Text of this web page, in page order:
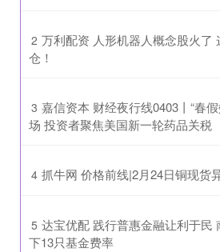
2 万利配资 人形机器人概念股火了
仓！
3 嘉信资本 财经夜行线0403丨“春
场 投资者聚焦美国新一轮药品关税
4 抓牛网 价格前线|2月24日铜现货
5 达宝优配 践行普惠金融让利于民
下13只基金费率